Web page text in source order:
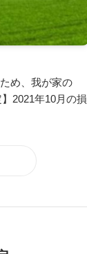
め、我が家の
2021年10月の損